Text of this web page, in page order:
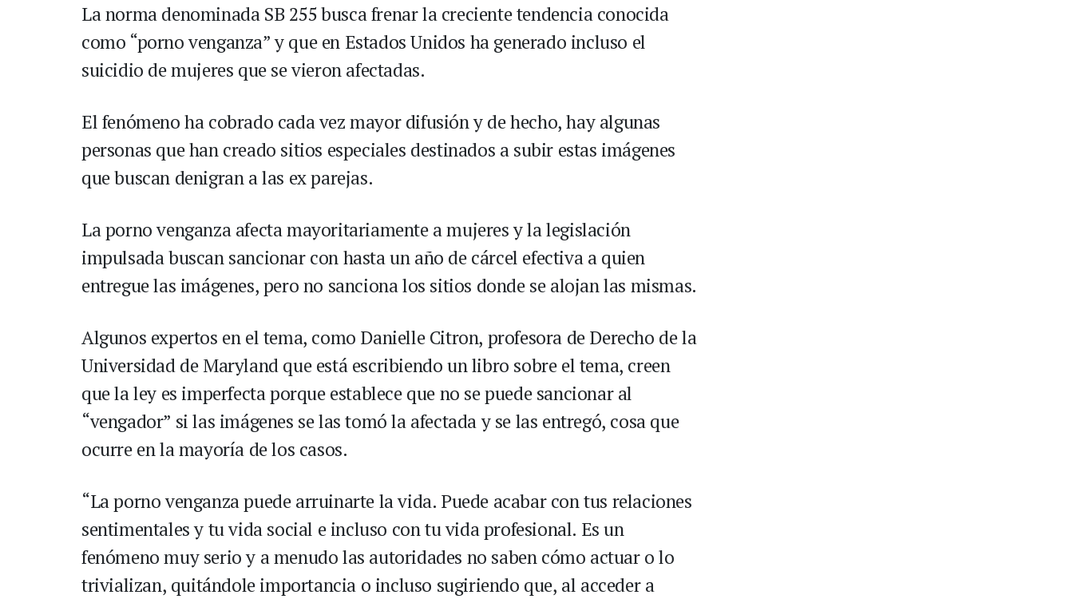
La norma denominada SB 255 busca frenar la creciente tendencia conocida
como “porno venganza” y que en Estados Unidos ha generado incluso el
suicidio de mujeres que se vieron afectadas.
El fenómeno ha cobrado cada vez mayor difusión y de hecho, hay algunas
personas que han creado sitios especiales destinados a subir estas imágenes
que buscan denigran a las ex parejas.
La porno venganza afecta mayoritariamente a mujeres y la legislación
impulsada buscan sancionar con hasta un año de cárcel efectiva a quien
entregue las imágenes, pero no sanciona los sitios donde se alojan las mismas.
Algunos expertos en el tema, como Danielle Citron, profesora de Derecho de la
Universidad de Maryland que está escribiendo un libro sobre el tema, creen
que la ley es imperfecta porque establece que no se puede sancionar al
“vengador” si las imágenes se las tomó la afectada y se las entregó, cosa que
ocurre en la mayoría de los casos.
“La porno venganza puede arruinarte la vida. Puede acabar con tus relaciones
sentimentales y tu vida social e incluso con tu vida profesional. Es un
fenómeno muy serio y a menudo las autoridades no saben cómo actuar o lo
trivializan, quitándole importancia o incluso sugiriendo que, al acceder a